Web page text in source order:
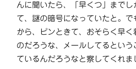
んに聞いたら、「早くつ」までし
て、謎の暗号になっていたと。で
から、ピンときて、おそらく早く
のだろうな、メールしてるという
ているんだろうなと察してくれま